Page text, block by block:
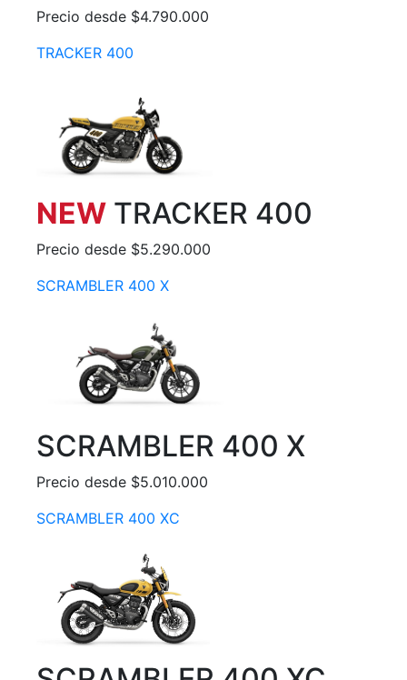
Precio desde $4.790.000
TRACKER 400
NEW TRACKER 400
Precio desde $5.290.000
SCRAMBLER 400 X
SCRAMBLER 400 X
Precio desde $5.010.000
SCRAMBLER 400 XC